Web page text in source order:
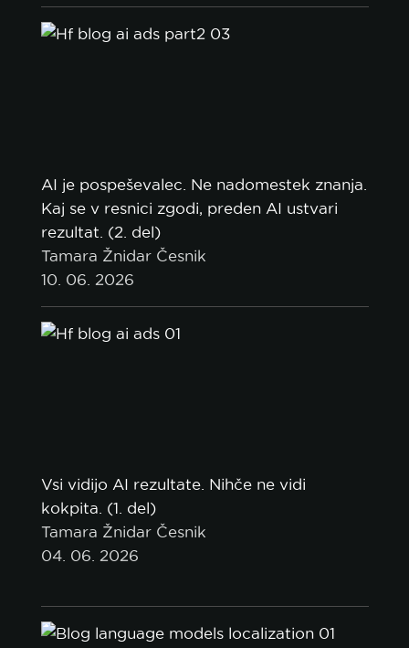
AI je pospeševalec. Ne nadomestek znanja.
Kaj se v resnici zgodi, preden AI ustvari
rezultat. (2. del)
Tamara Žnidar Česnik
10. 06. 2026
Vsi vidijo AI rezultate. Nihče ne vidi
kokpita. (1. del)
Tamara Žnidar Česnik
04. 06. 2026